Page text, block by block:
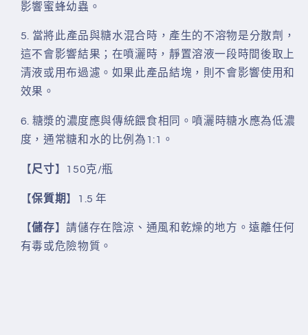
影響蜜蜂幼蟲。
5. 當將此產品與糖水混合時，產生的不溶物是分散劑，
這不會影響結果；在噴灑時，靜置溶液一段時間後取上
清液或用布過濾。如果此產品結塊，則不會影響使用和
效果。
6. 糖漿的濃度應與傳統餵食相同。噴灑時糖水應為低濃
度，通常糖和水的比例為1:1。
【尺寸】150克/瓶
【保質期 】1.5 年
【儲存】請儲存在陰涼、通風和乾燥的地方。遠離任何
有毒或危險物質。